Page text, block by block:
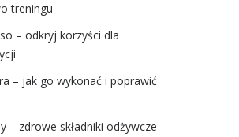
treningu
– odkryj korzyści dla
– jak go wykonać i poprawić
– zdrowe składniki odżywcze